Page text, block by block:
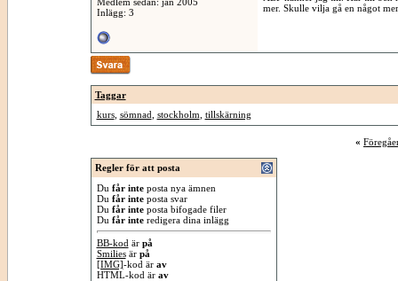
Inlägg: 3
mer. Skulle vilja gå en något
Taggar
kurs, sömnad stockholm tillskärning
«
Regler för att posta
Du får inteposta nya ämnen
Du får inteposta svar
Du får inteposta bifogade filer
Du får interedigera dina inlägg
BB-kod är på
Smiliesär på
[IMG]-kod är av
HTML-kod är av